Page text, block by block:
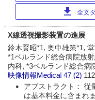
download 全文
X線透視撮影装置の進展
鈴木賢昭*1, 奥中雄策*1,
*1ベルランド総合病院放
内科, *3ベルランド総合病
映像情報Medical 47 (2)
アブストラクト： 従
は基本料金に含まれま